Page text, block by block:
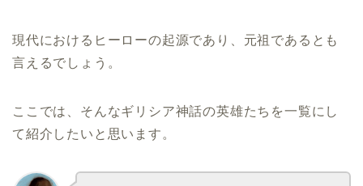
現代におけるヒーローの起源であり、元祖であるとも
言えるでしょう。
ここでは、そんなギリシア神話の英雄たちを一覧にし
て紹介したいと思います。